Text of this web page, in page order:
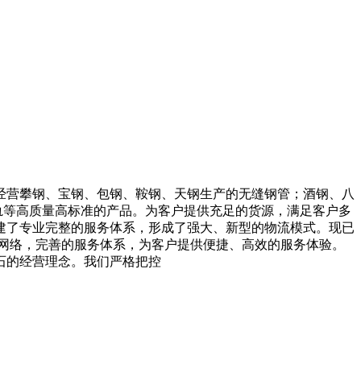
攀钢、宝钢、包钢、鞍钢、天钢生产的无缝钢管；酒钢、八
高质量高标准的产品。为客户提供充足的货源，满足客户多
专业完整的服务体系，形成了强大、新型的物流模式。现已
，完善的服务体系，为客户提供便捷、高效的服务体验。
的经营理念。我们严格把控